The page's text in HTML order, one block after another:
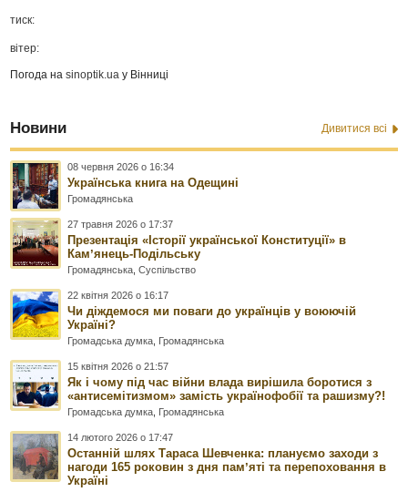
тиск:
вітер:
Погода наsinoptik.ua у Вінниці
Новини Дивитися всі
08 червня 2026 о 16:34
Українська книга на Одещині
Громадянська
27 травня 2026 о 17:37
Презентація «Історії української Конституції» в
Камʼянець-Подільську
Громадянська ,Суспільство
22 квітня 2026 о 16:17
Чи діждемося ми поваги до українців у воюючій
Україні?
Громадська думка Громадянська
15 квітня 2026 о 21:57
Як і чому під час війни влада вирішила боротися з
«антисемітизмом» замість українофобії та рашизму?!
Громадська думка Громадянська
14 лютого 2026 о 17:47
Останній шлях Тараса Шевченка: плануємо заходи з
нагоди 165 роковин з дня памʼяті та перепоховання в
Україні